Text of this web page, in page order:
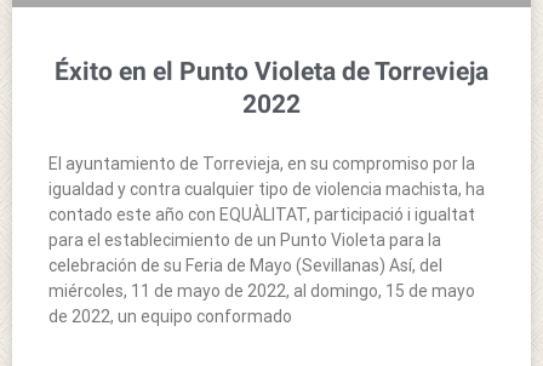
Éxito en el Punto Violeta de Torrevieja
2022
El ayuntamiento de Torrevieja, en su compromiso por la
igualdad y contra cualquier tipo de violencia machista, ha
contado este año con EQUÀLITAT, participació i igualtat
para el establecimiento de un Punto Violeta para la
celebración de su Feria de Mayo (Sevillanas) Así, del
miércoles, 11 de mayo de 2022, al domingo, 15 de mayo
de 2022, un equipo conformado